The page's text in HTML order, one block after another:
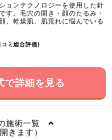
ョンテクノロジーを使用した針
す。毛穴の開き・顔のたるみ・
、乾燥肌、肌荒れに悩んでいる
ミ総合評価)
で詳細を見る
施術一覧
きます）